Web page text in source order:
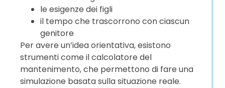
le esigenze dei figli
il tempo che trascorrono con ciascun
genitore
Per avere un’idea orientativa, esistono
strumenti come il calcolatore del
mantenimento, che permettono di fare una
simulazione basata sulla situazione reale.